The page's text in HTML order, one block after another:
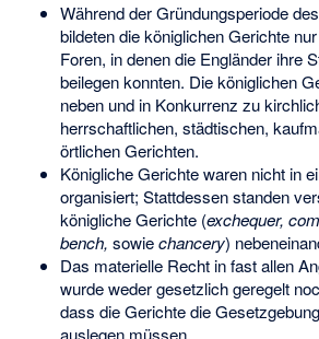
Während der Gründungsperiode
bildeten die königlichen Gerichte
Foren, in denen die Engländer ihre
beilegen konnten. Die königlichen
neben und in Konkurrenz zu
herrschaftlichen, städtischen,
örtlichen Gerichten.
Königliche Gerichte waren nicht in
organisiert; Stattdessen standen
königliche Gerichte (exchequer,
bench, sowiechancery)
Das materielle Recht in fast allen
wurde weder gesetzlich geregelt
dass die Gerichte die